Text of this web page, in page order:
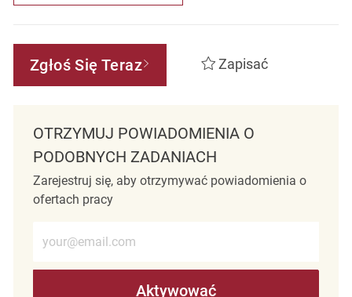
Zgłoś Się Teraz Zapisać
OTRZYMUJ POWIADOMIENIA O
PODOBNYCH ZADANIACH
Zarejestruj się, aby otrzymywać powiadomienia o
ofertach pracy
Aktywować